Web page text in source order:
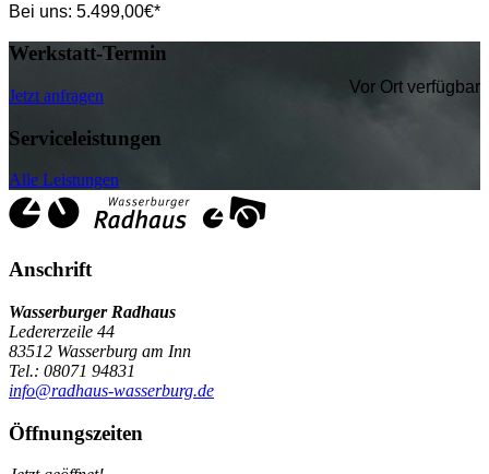
Bei uns: 5.499,00€*
Vor Ort verfügbar
Werkstatt-Termin
Jetzt anfragen
Serviceleistungen
Alle Leistungen
Anschrift
Wasserburger Radhaus
Ledererzeile 44
83512 Wasserburg am Inn
Tel.: 08071 94831
info@radhaus-wasserburg.de
Öffnungszeiten